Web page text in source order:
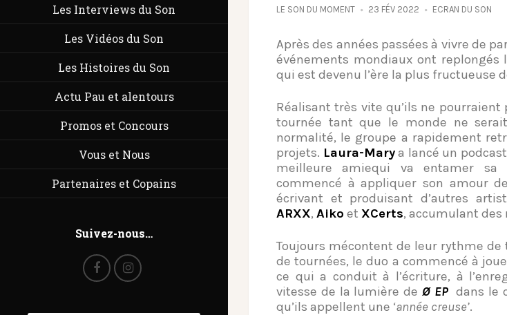
Les Interviews du Son
Les Vidéos du Son
Les Histoires du Son
Actu Pau et alentours
Promos et Concours
Vous et Nous
Partenaires et Copains
Suivez-nous…
LE SON DU MOMENT 23 FÉV 2022 ECRAN DU SON
Après des années passées à vivre de
événements mondiaux ont replongés
qui est devenu l’ère la plus fructueuse
Réalisant très vite qu’ils ne
tournée tant que le monde ne
normalité, le groupe a rapidement
projets. Laura-Marya lancé un
meilleure amiequi va entamer sa
commencé à appliquer son amour
écrivant et produisant d’autres
ARXX, Aiko et XCerts, accumulant des
Toujours mécontent de leur rythme
de tournées, le duo a commencé à
ce quia conduit à l’écriture, à
vitesse de la lumière de Ø EPdans le
qu’ils appellent une ‘année creuse’.